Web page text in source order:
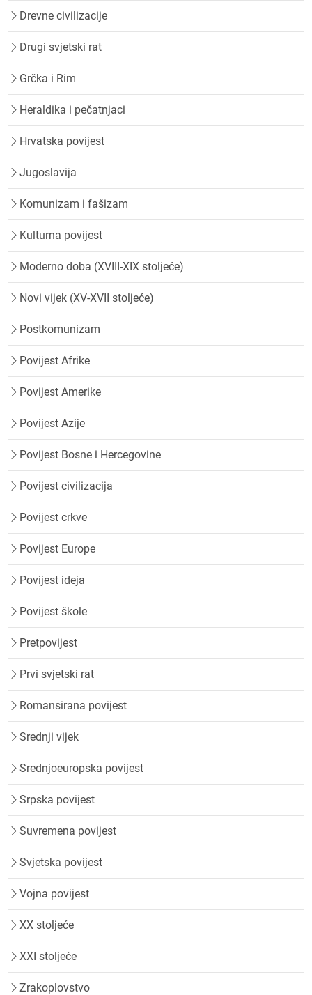
Drevne civilizacije
Drugi svjetski rat
Grčka i Rim
Heraldika i pečatnjaci
Hrvatska povijest
Jugoslavija
Komunizam i fašizam
Kulturna povijest
Moderno doba (XVIII-XIX stoljeće)
Novi vijek (XV-XVII stoljeće)
Postkomunizam
Povijest Afrike
Povijest Amerike
Povijest Azije
Povijest Bosne i Hercegovine
Povijest civilizacija
Povijest crkve
Povijest Europe
Povijest ideja
Povijest škole
Pretpovijest
Prvi svjetski rat
Romansirana povijest
Srednji vijek
Srednjoeuropska povijest
Srpska povijest
Suvremena povijest
Svjetska povijest
Vojna povijest
XX stoljeće
XXI stoljeće
Zrakoplovstvo